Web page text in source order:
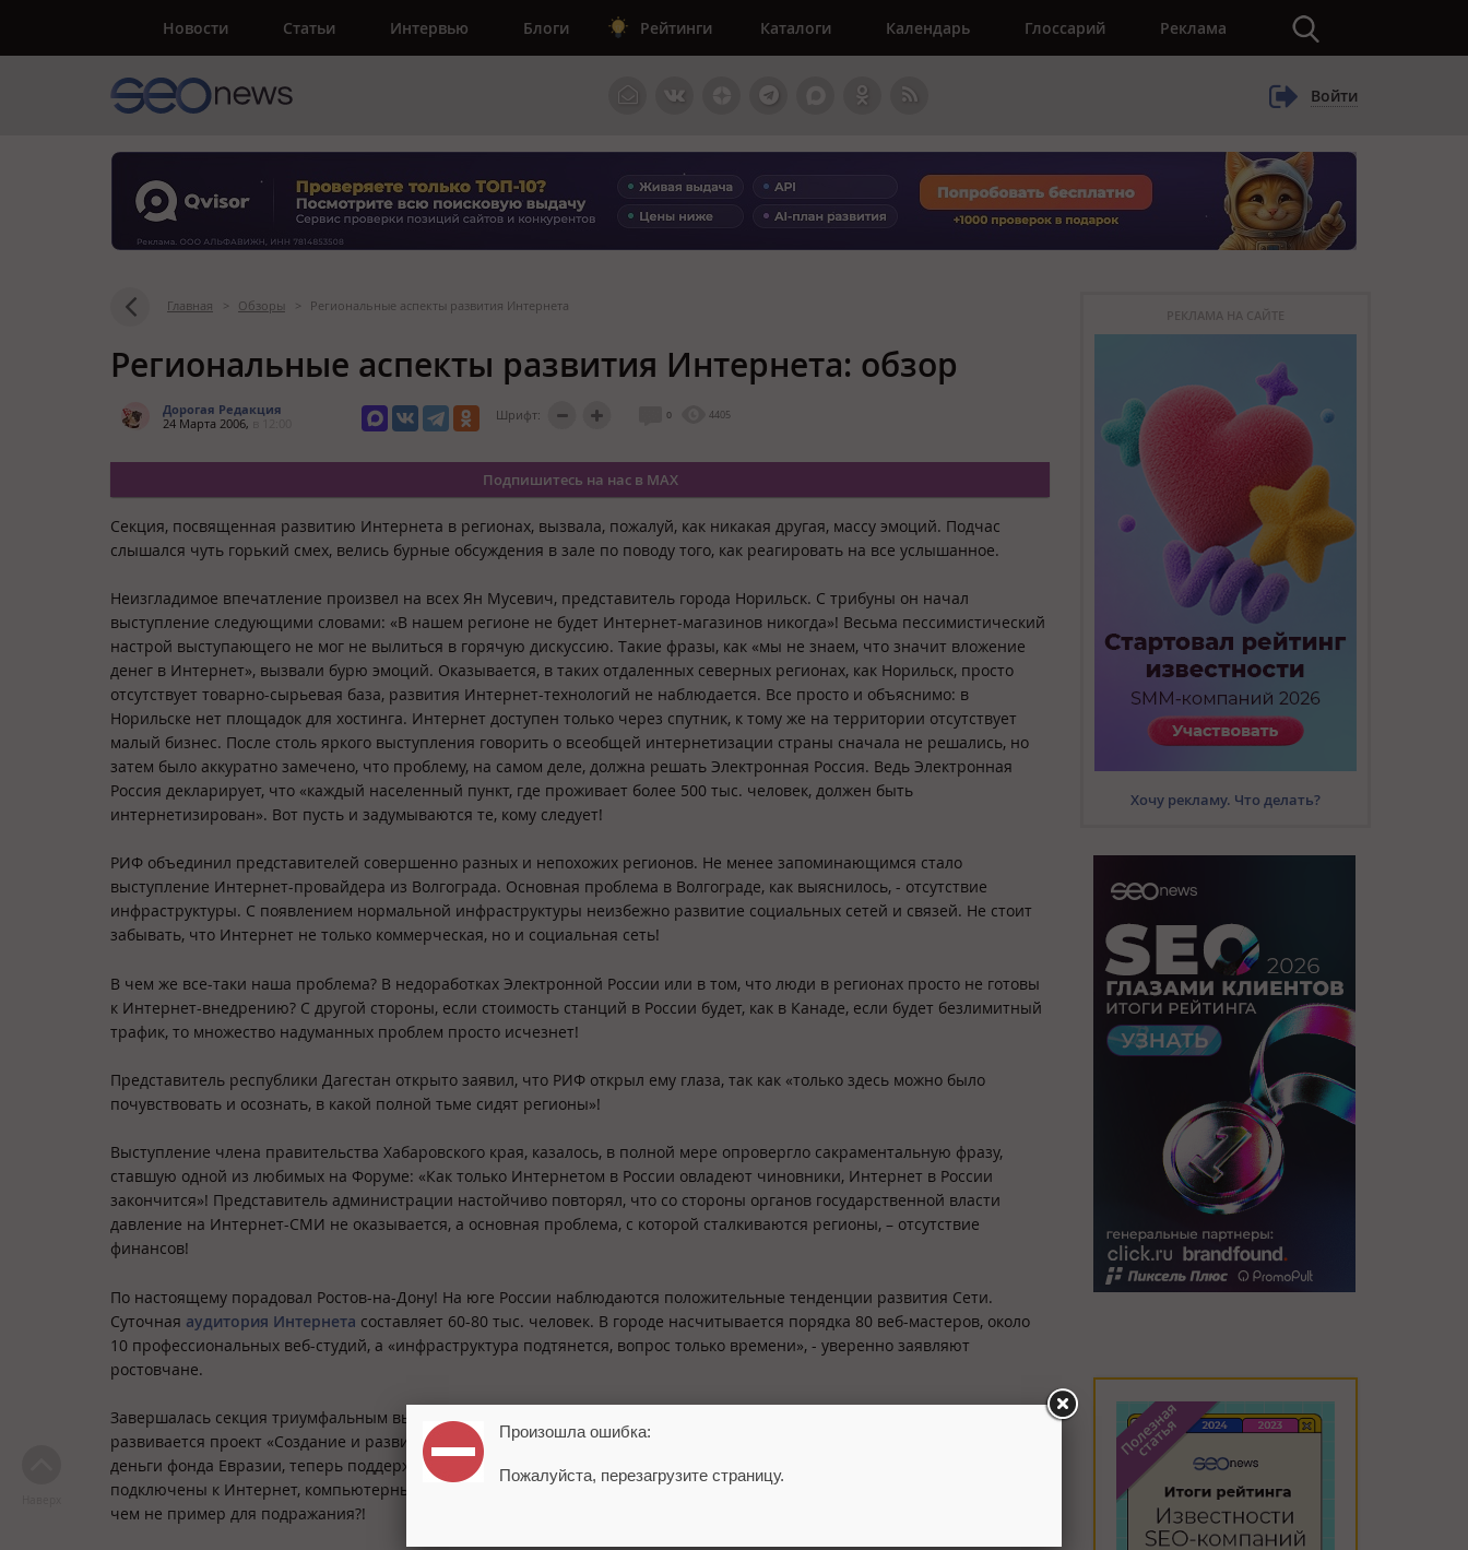
Новости Статьи Интервью Блоги Рейтинги Каталоги Календарь Глоссарий Реклама
Войти
Главная > Обзоры > Региональные аспекты развития Интернета
Региональные аспекты развития Интернета: обзор
Дорогая Редакция
24 Марта 2006,
Шрифт: 0 4405
Подпишитесь на нас в MAX
Секция, посвященная развитию Интернета в регионах, вызвала, пожалуй, как никакая другая, массу эмоций. Подчас
слышался чуть горький смех, велись бурные обсуждения в зале по поводу того, как реагировать на все услышанное.
Неизгладимое впечатление произвел на всех Ян Мусевич, представитель города Норильск. С трибуны он начал
выступление следующими словами: «В нашем регионе не будет Интернет-магазинов никогда»! Весьма пессимистический
настрой выступающего не мог не вылиться в горячую дискуссию. Такие фразы, как «мы не знаем, что значит вложение
денег в Интернет», вызвали бурю эмоций. Оказывается, в таких отдаленных северных регионах, как Норильск, просто
отсутствует товарно-сырьевая база, развития Интернет-технологий не наблюдается. Все просто и объяснимо: в
Норильске нет площадок для хостинга. Интернет доступен только через спутник, к тому же на территории отсутствует
малый бизнес. После столь яркого выступления говорить о всеобщей интернетизации страны сначала не решались, но
затем было аккуратно замечено, что проблему, на самом деле, должна решать Электронная Россия. Ведь Электронная
Россия декларирует, что «каждый населенный пункт, где проживает более 500 тыс. человек, должен быть
интернетизирован». Вот пусть и задумываются те, кому следует!
РИФ объединил представителей совершенно разных и непохожих регионов. Не менее запоминающимся стало
выступление Интернет-провайдера из Волгограда. Основная проблема в Волгограде, как выяснилось, - отсутствие
инфраструктуры. С появлением нормальной инфраструктуры неизбежно развитие социальных сетей и связей. Не стоит
забывать, что Интернет не только коммерческая, но и социальная сеть!
В чем же все-таки наша проблема? В недоработках Электронной России или в том, что люди в регионах просто не готовы
к Интернет-внедрению? С другой стороны, если стоимость станций в России будет, как в Канаде, если будет безлимитный
трафик, то множество надуманных проблем просто исчезнет!
Представитель республики Дагестан открыто заявил, что РИФ открыл ему глаза, так как «только здесь можно было
почувствовать и осознать, в какой полной тьме сидят регионы»!
Выступление члена правительства Хабаровского края, казалось, в полной мере опровергло сакраментальную фразу,
ставшую одной из любимых на Форуме: «Как только Интернетом в России овладеют чиновники, Интернет в России
закончится»! Представитель администрации настойчиво повторял, что со стороны органов государственной власти
давление на Интернет-СМИ не оказывается, а основная проблема, с которой сталкиваются регионы, – отсутствие
финансов!
По настоящему порадовал Ростов-на-Дону! На юге России наблюдаются положительные тенденции развития Сети.
Суточная аудитория Интернета составляет 60-80 тыс. человек. В городе насчитывается порядка 80 веб-мастеров, около
10 профессиональных веб-студий, а «инфраструктура подтянется, вопрос только времени», - уверенно заявляют
ростовчане.
Завершалась секция триумфальным выступлением представителя г. Тольятти. Оказывается, в Тольятти давно создан и
развивается проект «Создание и развитие муниципальной компьютерной Сети». Первоначально проект создавался на
деньги фонда Евразии, теперь поддерживается на местах долгосрочным партнером. И есть, чем гордиться! Все школы
подключены к Интернет, компьютерным технологиям обучены все сотрудники мэрии, а трафик и вовсе бесплатный! Ну,
чем не пример для подражания?!
РЕКЛАМА НА САЙТЕ
Хочу рекламу. Что делать?
Произошла ошибка:
Пожалуйста, перезагрузите страницу.